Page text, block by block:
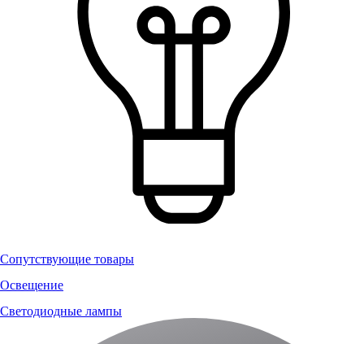
Сопутствующие товары
Освещение
Светодиодные лампы